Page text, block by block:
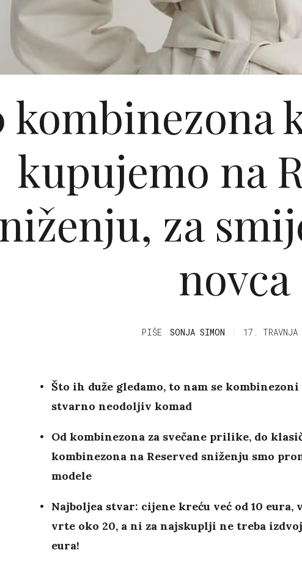
kombinezona
kupujemo na
za
novca
PIŠE SONJA SIMON 17. TRAVNJA
Što ih duže gledamo, to nam se
stvarno neodoljiv komad
Od kombinezona za svečane prilike, do
kombinezona na Reserved sniženju smo
modele
Najboljea stvar: cijene kreću već od 10 eura,
vrte oko 20, a ni za najskuplji ne treba
eura!